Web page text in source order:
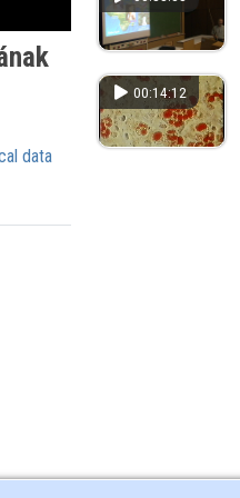
data
00:14:12